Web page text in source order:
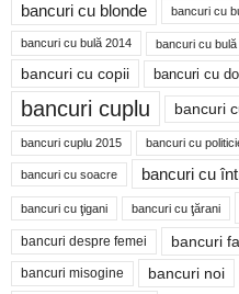
bancuri cu blonde bancuri cu
bancuri cu bulă 2014 bancuri cu bulă
bancuri cu copii bancuri cu
bancuri cuplu bancuri
bancuri cuplu 2015 bancuri cu
bancuri cu soacre bancuri cu
bancuri cu ţigani bancuri cu ţărani
bancuri despre femei bancuri
bancuri misogine bancuri noi